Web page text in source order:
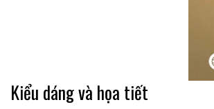
Kiểu dáng và họa tiết